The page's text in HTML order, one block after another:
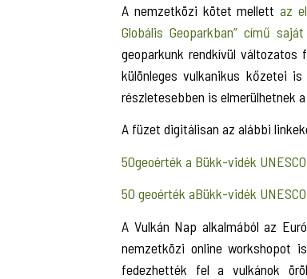
A nemzetközi kötet mellettaz
Globális Geoparkban” című
geoparkunk rendkívül
különleges vulkanikus kőzetei
részletesebben is elmerülhetnek
A füzet digitálisan az alábbi
50geoérték a Bükk-vidék
50 geoérték aBükk-vidék
A Vulkán Nap alkalmából az
nemzetközi online workshopot
fedezhették fel a vulkánok